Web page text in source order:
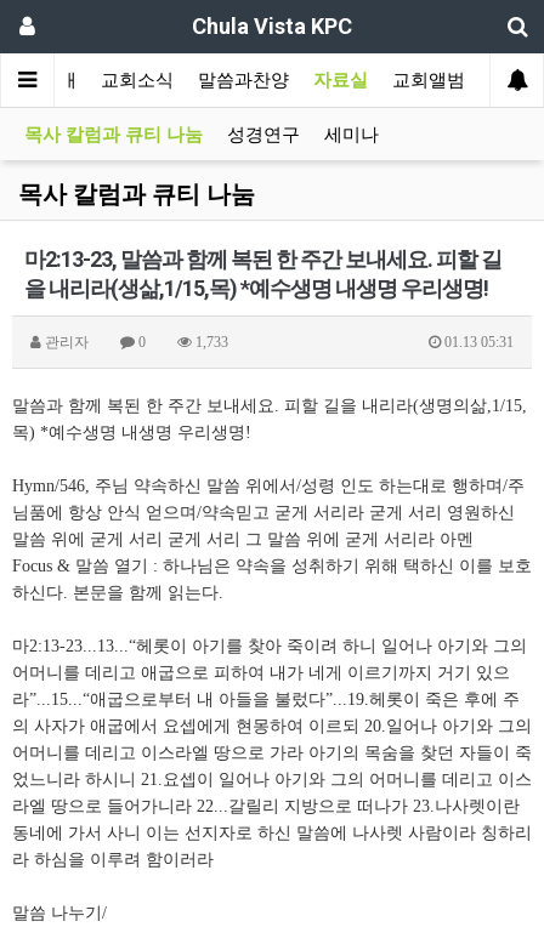
Chula Vista KPC
교회소개 교회소식 말씀과찬양 자료실 교회앨범
목사 칼럼과 큐티 나눔 성경연구 세미나
목사 칼럼과 큐티 나눔
마2:13-23, 말씀과 함께 복된 한 주간 보내세요. 피할 길
을 내리라(생삶,1/15,목) *예수생명 내생명 우리생명!
관리자 0 1,733 01.13 05:31
말씀과 함께 복된 한 주간 보내세요. 피할 길을 내리라(생명의삶,1/15,
목) *예수생명 내생명 우리생명!
Hymn/546, 주님 약속하신 말씀 위에서/성령 인도 하는대로 행하며/주
님품에 항상 안식 얻으며/약속믿고 굳게 서리라 굳게 서리 영원하신
말씀 위에 굳게 서리 굳게 서리 그 말씀 위에 굳게 서리라 아멘
Focus & 말씀 열기 : 하나님은 약속을 성취하기 위해 택하신 이를 보호
하신다. 본문을 함께 읽는다.
마2:13-23...13...“헤롯이 아기를 찾아 죽이려 하니 일어나 아기와 그의
어머니를 데리고 애굽으로 피하여 내가 네게 이르기까지 거기 있으
라”...15...“애굽으로부터 내 아들을 불렀다”...19.헤롯이 죽은 후에 주
의 사자가 애굽에서 요셉에게 현몽하여 이르되 20.일어나 아기와 그의
어머니를 데리고 이스라엘 땅으로 가라 아기의 목숨을 찾던 자들이 죽
었느니라 하시니 21.요셉이 일어나 아기와 그의 어머니를 데리고 이스
라엘 땅으로 들어가니라 22...갈릴리 지방으로 떠나가 23.나사렛이란
동네에 가서 사니 이는 선지자로 하신 말씀에 나사렛 사람이라 칭하리
라 하심을 이루려 함이러라
말씀 나누기/